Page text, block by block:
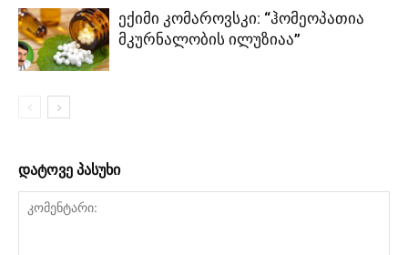
ექიმი კომაროვსკი: “ჰომეოპათია
მკურნალობის ილუზიაა”
დატოვე პასუხი